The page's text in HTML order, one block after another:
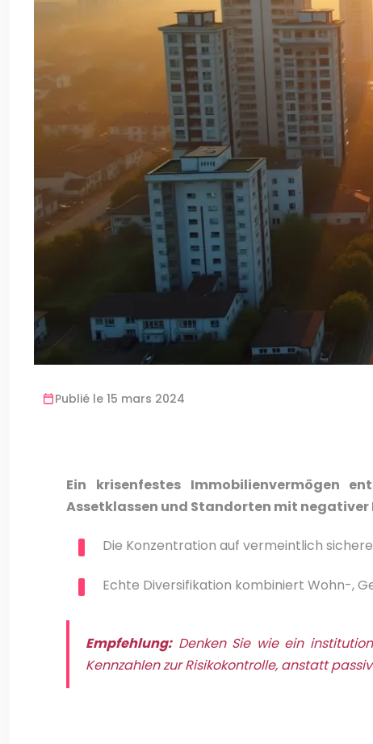
Publié le 15 mars 2024
Ein krisenfestes Immobilienvermögen
Assetklassen und Standorten mit
Die Konzentration auf vermeintlich
Echte Diversifikation kombiniert Wohn-,
Empfehlung:Denken Sie wie ein
Kennzahlen zur Risikokontrolle, anstatt